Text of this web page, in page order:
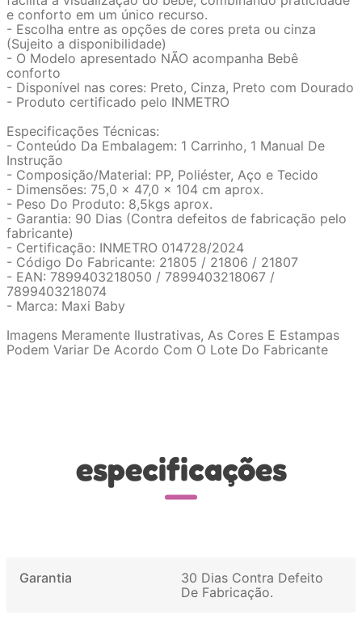
e conforto em um único recurso.
- Escolha entre as opções de cores preta ou cinza
(Sujeito a disponibilidade)
- O Modelo apresentado NÃO acompanha Bebê
conforto
- Disponível nas cores: Preto, Cinza, Preto com Dourado
- Produto certificado pelo INMETRO
Especificações Técnicas:
- Conteúdo Da Embalagem: 1 Carrinho, 1 Manual De
Instrução
- Composição/Material: PP, Poliéster, Aço e Tecido
- Dimensões: 75,0 x 47,0 x 104 cm aprox.
- Peso Do Produto: 8,5kgs aprox.
- Garantia: 90 Dias (Contra defeitos de fabricação pelo
fabricante)
- Certificação: INMETRO 014728/2024
- Código Do Fabricante: 21805 / 21806 / 21807
- EAN: 7899403218050 / 7899403218067 /
7899403218074
- Marca: Maxi Baby
Imagens Meramente Ilustrativas, As Cores E Estampas
Podem Variar De Acordo Com O Lote Do Fabricante
especificações
Garantia
30 Dias Contra Defeito
De Fabricação